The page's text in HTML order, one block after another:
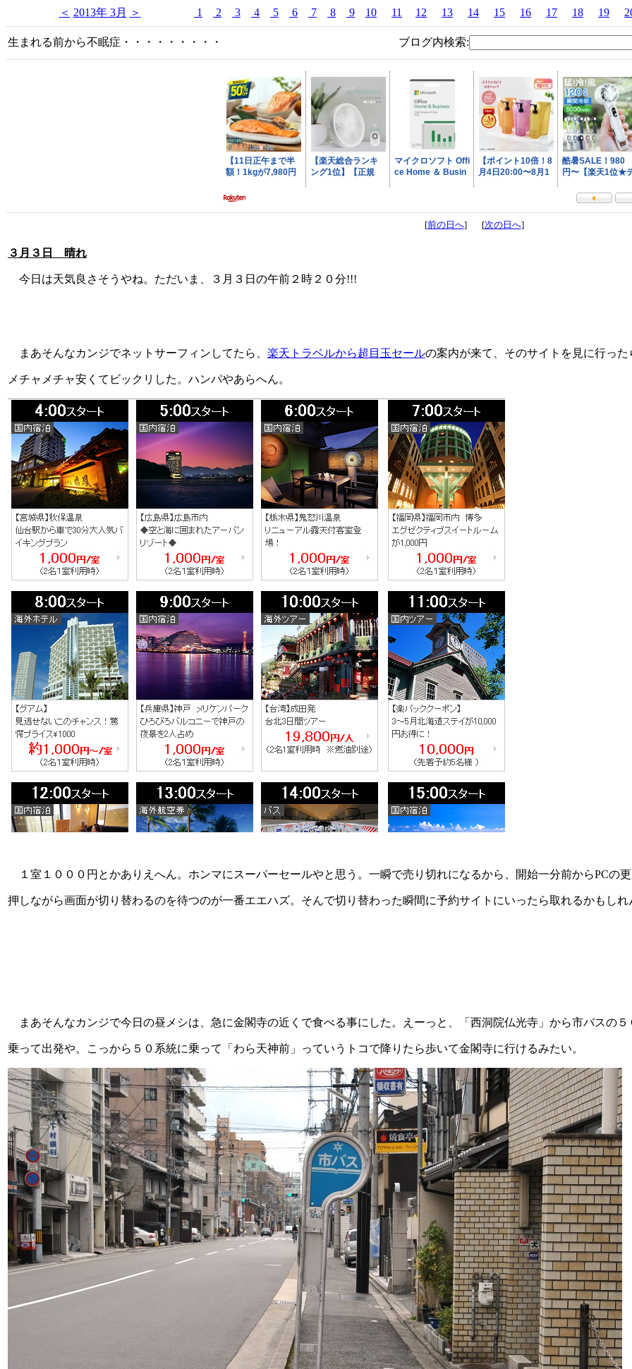
＜ 2013年 3月 ＞ 1 2 3 4 5 6 7 8 9 10 11 12 13 14 15 16 17 18 19
生まれる前から不眠症・・・・・・・・・ ブログ内検索:
[前の日へ] [次の日へ]
３月３日 晴れ
今日は天気良さそうやね。ただいま、３月３日の午前２時２０分!!!
まあそんなカンジでネットサーフィンしてたら、 楽天トラベルから超目玉セールの案内が来て、そのサイトを見に行った
メチャメチャ安くてビックリした。ハンパやあらへん。
１室１０００円とかありえへん。ホンマにスーパーセールやと思う。一瞬で売り切れになるから、開始一分前からPCの
押しながら画面が切り替わるのを待つのが一番エエハズ。そんで切り替わった瞬間に予約サイトにいったら取れるかもしれ
まあそんなカンジで今日の昼メシは、急に金閣寺の近くで食べる事にした。えーっと、「西洞院仏光寺」から市バスの５
乗って出発や。こっから５０系統に乗って「わら天神前」っていうトコで降りたら歩いて金閣寺に行けるみたい。